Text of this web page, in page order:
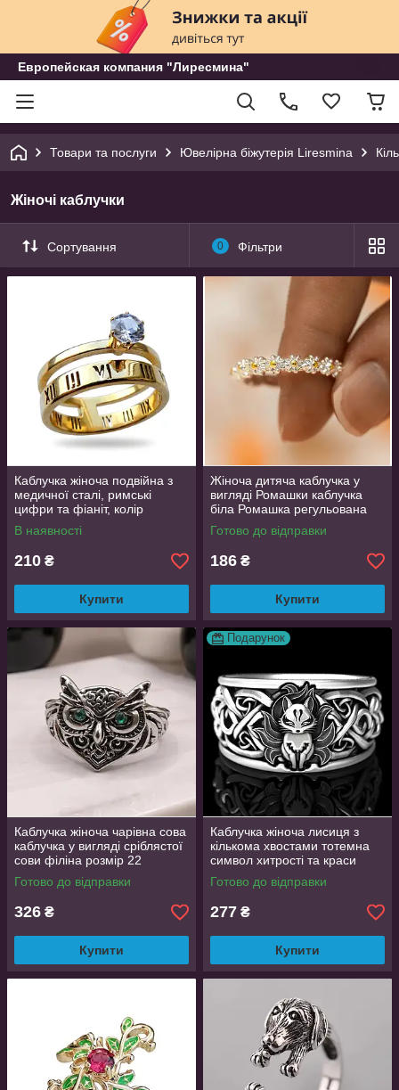
Европейская компания "Лиресмина"
Товари та послуги Ювелірна біжутерія Liresmina
Жіночі каблучки
Сортування 0 Фільтри
Каблучка жіноча подвійна з
медичної сталі, римські
цифри та фіаніт, колір
золото, розмір 19
В наявності
210 ₴
Купити
Жіноча дитяча каблучка у
вигляді Ромашки каблучка
біла Ромашка регульована
Готово до відправки
186 ₴
Купити
Каблучка жіноча чарівна сова
каблучка у вигляді сріблястої
сови філіна розмір 22
Готово до відправки
326 ₴
Купити
Подарунок
Каблучка жіноча лисиця з
кількома хвостами тотемна
символ хитрості та краси
регульований розмір
AurumLux106
Готово до відправки
277 ₴
Купити